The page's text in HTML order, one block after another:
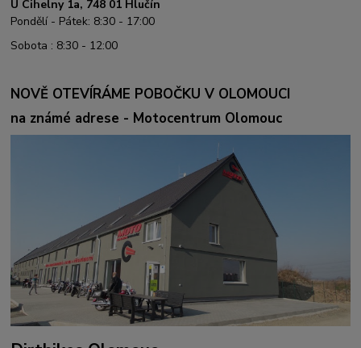
U Cihelny 1a, 748 01 Hlučín
Pondělí - Pátek: 8:30 - 17:00
Sobota : 8:30 - 12:00
NOVĚ OTEVÍRÁME POBOČKU V OLOMOUCI
na známé adrese - Motocentrum Olomouc